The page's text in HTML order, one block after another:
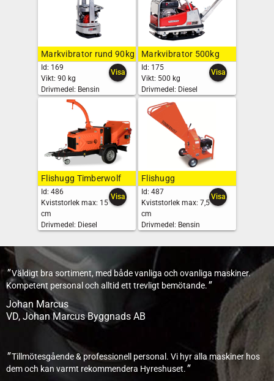
Markvibrator rund 90kg
Id: 169
Vikt: 90 kg
Drivmedel: Bensin
Visa
Markvibrator 500kg
Id: 175
Vikt: 500 kg
Drivmedel: Diesel
Visa
Flishugg Timberwolf
Id: 486
Kviststorlek max: 15
cm
Drivmedel: Diesel
Visa
Flishugg
Id: 487
Kviststorlek max: 7,5
cm
Drivmedel: Bensin
Visa
"Väldigt bra sortiment, med både vanliga och ovanliga maskiner.
Kompetent personal och alltid ett trevligt bemötande."
Johan Marcus
VD, Johan Marcus Byggnads AB
"Tillmötesgående & professionell personal. Vi hyr alla maskiner hos
dem och kan varmt rekommendera Hyreshuset."